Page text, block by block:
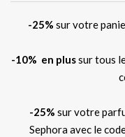
-25% sur votre
-10% en plussur tous
-25% sur votre
Sephora avec le